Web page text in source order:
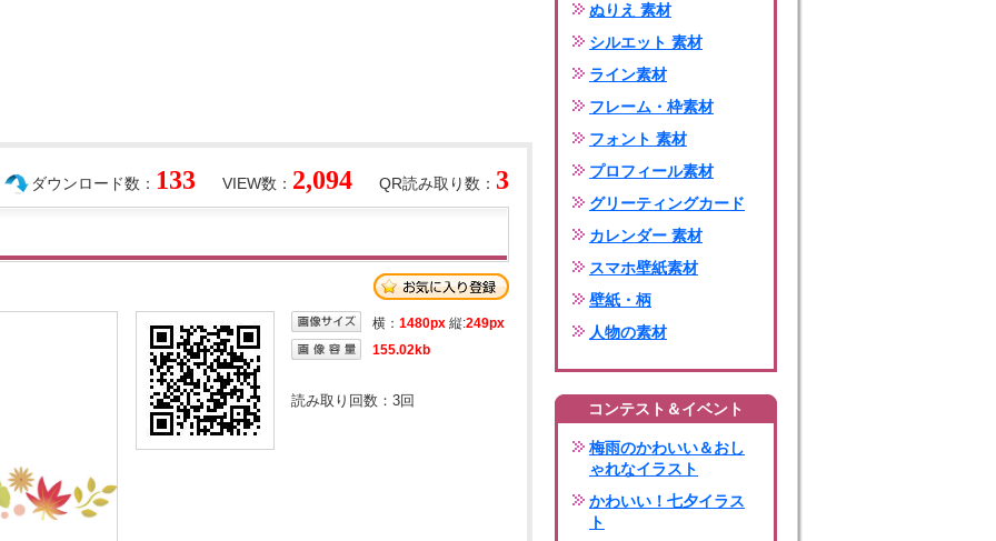
QR読み取り数： 3
VIEW数： 2,094
ダウンロード数： 133
横： 1480px 縦:249px
155.02kb
読み取り回数： 3回
ぬりえ 素材
シルエット 素材
ライン素材
フレーム・枠素材
フォント 素材
プロフィール素材
グリーティングカード
カレンダー 素材
スマホ壁紙素材
壁紙・柄
人物の素材
コンテスト＆イベント
梅雨のかわいい＆おし
ゃれなイラスト
かわいい！七夕イラス
ト